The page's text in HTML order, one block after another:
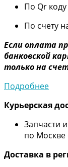
По Qr
По счету
Если оплата
банковской
только на
Подробнее
Курьерская
Запчасти
по Москве
Доставка в